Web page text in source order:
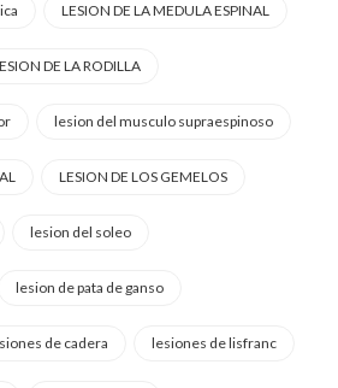
LESION DE LA MEDULA ESPINAL
DE LA RODILLA
lesion del musculo supraespinoso
LESION DE LOS GEMELOS
lesion del soleo
lesion de pata de ganso
de cadera lesiones de lisfranc